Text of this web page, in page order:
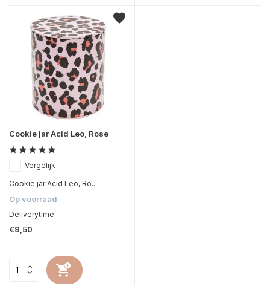
Cookie jar Acid Leo, Rose
Vergelijk
Cookie jar Acid Leo, Ro...
Op voorraad
Deliverytime
€9,50